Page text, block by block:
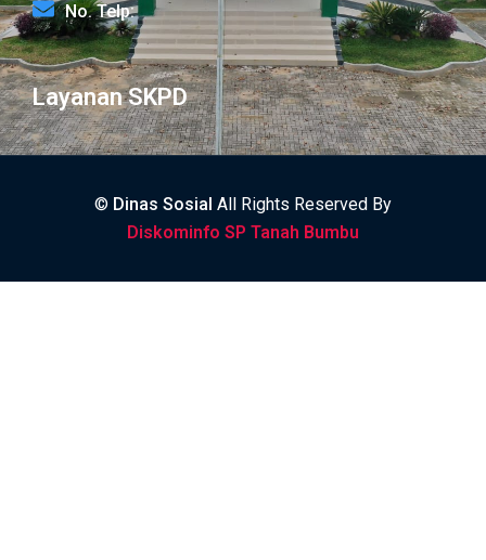
No. Telp:
Layanan SKPD
© Dinas Sosial All Rights Reserved By
Diskominfo SP Tanah Bumbu